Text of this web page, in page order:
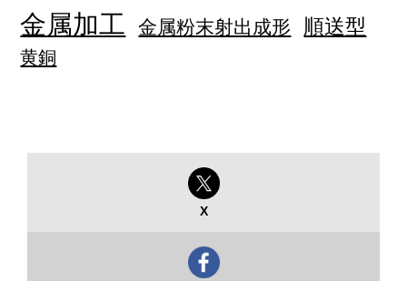
金属加工 金属粉末射出成形 順送型
黄銅
X